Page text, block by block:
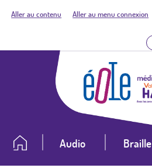
Aller au contenu Aller au menu connexion
Audio Braille